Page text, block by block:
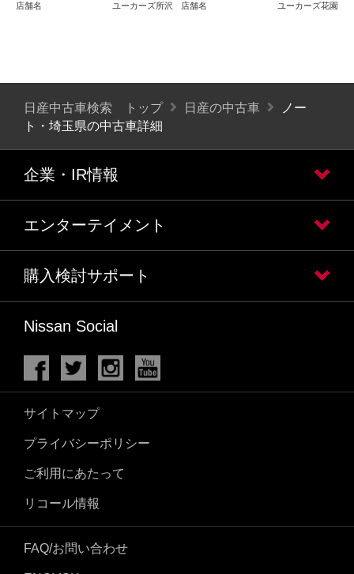
店舗名 ユーカーズ所沢 店舗名 ユーカーズ花園
日産中古車検索 トップ 日産の中古車
ノー
ト・埼玉県の中古車詳細
企業・IR情報
エンターテイメント
購入検討サポート
Nissan Social
サイトマップ
プライバシーポリシー
ご利用にあたって
リコール情報
FAQ/お問い合わせ